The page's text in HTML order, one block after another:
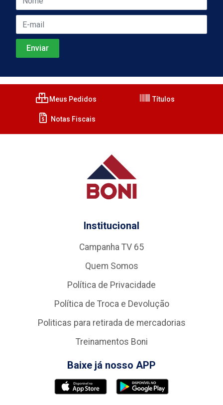
Meus Pedidos Títulos
Notas Fiscais
Institucional
Campanha TV 65
Quem Somos
Política de Privacidade
Política de Troca e Devolução
Politicas para retirada de mercadorias
Treinamentos Boni
Baixe já nosso APP